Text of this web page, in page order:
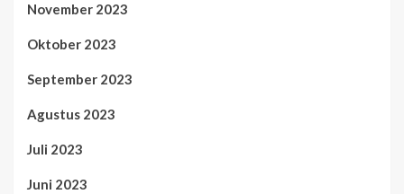
November 2023
Oktober 2023
September 2023
Agustus 2023
Juli 2023
Juni 2023